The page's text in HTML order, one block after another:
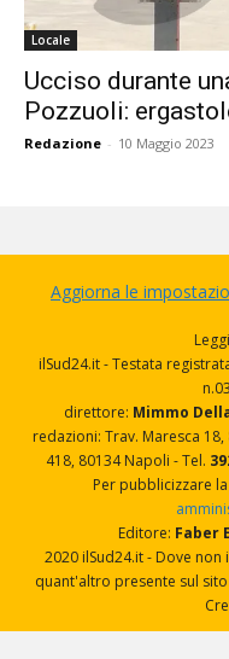
Locale
Ucciso durante
Pozzuoli:
Redazione - 10 Maggio 2023
Aggiorna le
ilSud24.it - Testata
direttore: Mimmo
redazioni: Trav. Maresca
418, 80134 Napoli - Tel.
Per pubblicizzare
Editore: Faber
2020 ilSud24.it - Dove
quant'altro presente sul